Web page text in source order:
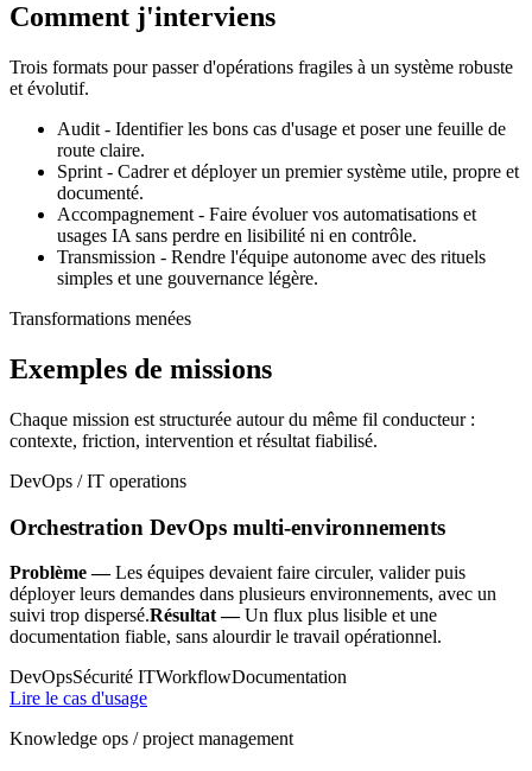
Comment j'interviens
Trois formats pour passer d'opérations fragiles à un système robuste
et évolutif.
Audit - Identifier les bons cas d'usage et poser une feuille de
route claire.
Sprint - Cadrer et déployer un premier système utile, propre et
documenté.
Accompagnement - Faire évoluer vos automatisations et
usages IA sans perdre en lisibilité ni en contrôle.
Transmission - Rendre l'équipe autonome avec des rituels
simples et une gouvernance légère.
Transformations menées
Exemples de missions
Chaque mission est structurée autour du même fil conducteur :
contexte, friction, intervention et résultat fiabilisé.
DevOps / IT operations
Orchestration DevOps multi-environnements
Problème —Les équipes devaient faire circuler, valider puis
déployer leurs demandes dans plusieurs environnements, avec un
suivi trop dispersé.Résultat —Un flux plus lisible et une
documentation fiable, sans alourdir le travail opérationnel.
DevOpsSécurité ITWorkflowDocumentation
Lire le cas d'usage
Knowledge ops / project management